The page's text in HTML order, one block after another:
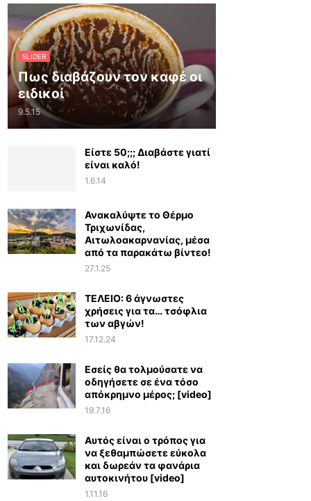
SLIDER
Πως διαβάζουν τον καφέ οι
ειδικοί
9.5.15
Είστε 50;;; Διαβάστε γιατί
είναι καλό!
1.6.14
Ανακαλύψτε το Θέρμο
Τριχωνίδας,
Αιτωλοακαρνανίας, μέσα
από τα παρακάτω βίντεο!
27.1.25
ΤΕΛΕΙΟ: 6 άγνωστες
χρήσεις για τα… τσόφλια
των αβγών!
17.12.24
Εσείς θα τολμούσατε να
οδηγήσετε σε ένα τόσο
απόκρημνο μέρος; [video]
19.7.16
Αυτός είναι ο τρόπος για
να ξεθαμπώσετε εύκολα
και δωρεάν τα φανάρια
αυτοκινήτου [video]
1.11.16